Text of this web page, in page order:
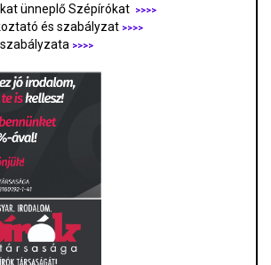
ünneplő Szépírókat
>>>>
és szabályzat >>>>
>>>>